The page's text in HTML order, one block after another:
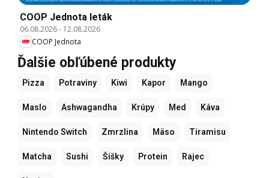
COOP Jednota leták
06.08.2026- 12.08.2026
COOP Jednota
Ďalšie obľúbené produkty
Pizza Potraviny Kiwi Kapor Mango
Maslo Ashwagandha Krúpy Med Káva
Nintendo Switch Zmrzlina Mäso Tiramisu
Matcha Sushi Šišky Protein Rajec